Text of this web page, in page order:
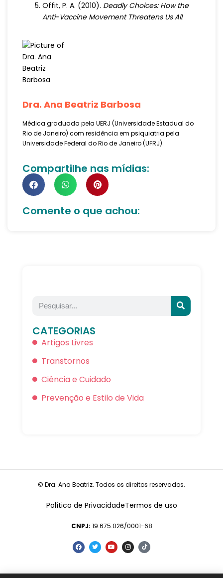
Offit, P. A. (2010). Deadly Choices: How the
Anti-Vaccine Movement Threatens Us All.
Dra. Ana Beatriz Barbosa
Médica graduada pela UERJ (Universidade Estadual do
Rio de Janeiro) com residência em psiquiatria pela
Universidade Federal do Rio de Janeiro (UFRJ).
Compartilhe nas mídias:
Comente o que achou:
CATEGORIAS
Artigos Livres
Transtornos
Ciência e Cuidado
Prevenção e Estilo de Vida
© Dra. Ana Beatriz. Todos os direitos reservados.
Política de PrivacidadeTermos de uso
CNPJ: 19.675.026/0001-68